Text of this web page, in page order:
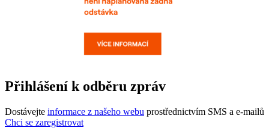
Přihlášení k odběru zpráv
Dostávejte informace z našeho webu prostřednictvím SMS a e-mailů
Chci se zaregistrovat